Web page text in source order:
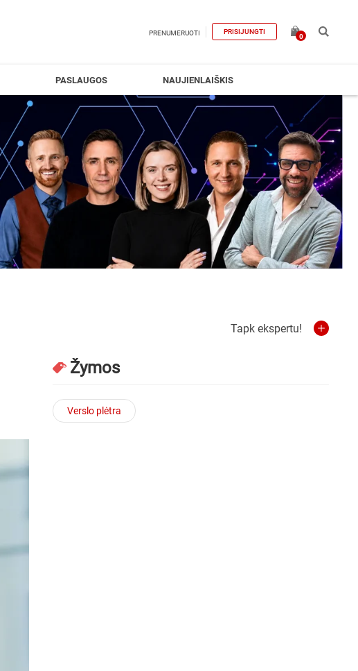
PRENUMERUOTI PRISIJUNGTI
0
PASLAUGOS NAUJIENLAIŠKIS
Tapk ekspertu!
Žymos
Verslo plėtra